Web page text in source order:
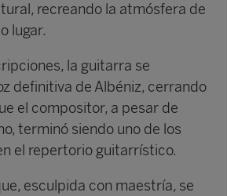
recreando la atmósfera de
lugar.
la guitarra se
definitiva de Albéniz, cerrando
el compositor, a pesar de
terminó siendo uno de los
el repertorio guitarrístico.
esculpida con maestría, se